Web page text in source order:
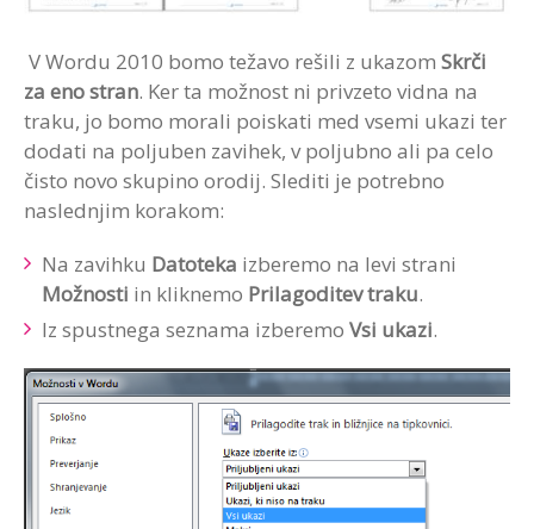
V Wordu 2010 bomo težavo rešili z ukazom Skrči
za eno stran. Ker ta možnost ni privzeto vidna na
traku, jo bomo morali poiskati med vsemi ukazi ter
dodati na poljuben zavihek, v poljubno ali pa celo
čisto novo skupino orodij. Slediti je potrebno
naslednjim korakom:
Na zavihku Datoteka izberemo na levi strani
Možnosti in kliknemo Prilagoditev traku.
Iz spustnega seznama izberemo Vsi ukazi.